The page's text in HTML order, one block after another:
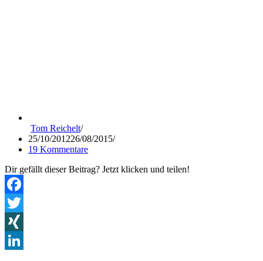
Tom Reichelt
25/10/201226/08/2015
19 Kommentare
Dir gefällt dieser Beitrag? Jetzt klicken und teilen!
Facebook
Twitter
XING